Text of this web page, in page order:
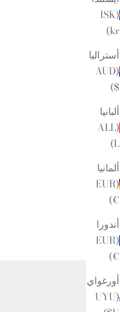
(ISK
kr)
أستراليا
(AUD
$)
ألبانيا
(ALL
L)
ألمانيا
(EUR
€)
أندورا
(EUR
€)
أورغواي
(UYU